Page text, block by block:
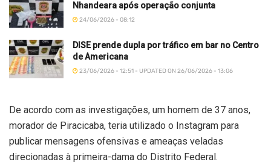
Nhandeara após operação conjunta
24/06/2026 - 08:12
DISE prende dupla por tráfico em bar no Centro
de Americana
23/06/2026 - 12:51 - UPDATED ON 26/06/2026 - 13:06
De acordo com as investigações, um homem de 37 anos,
morador de Piracicaba, teria utilizado o Instagram para
publicar mensagens ofensivas e ameaças veladas
direcionadas à primeira-dama do Distrito Federal.